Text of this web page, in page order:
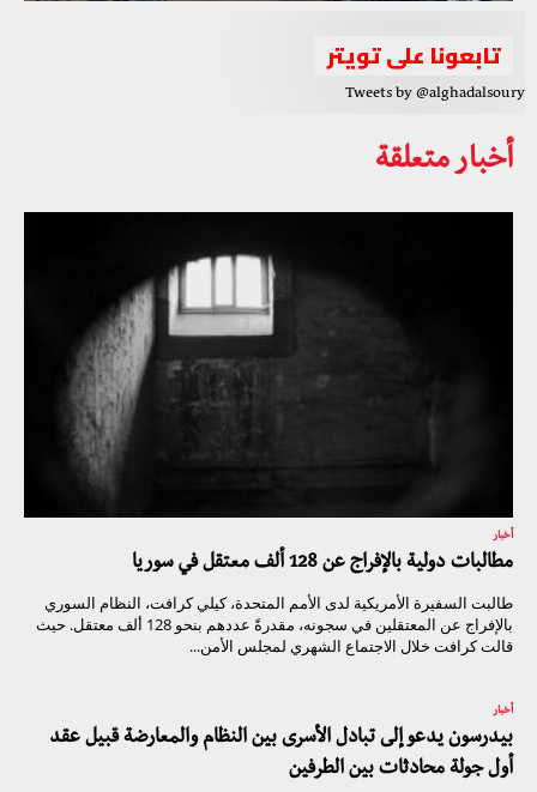
تابعونا على تويتر
Tweets by @alghadalsoury
أخبار متعلقة
أخبار
مطالبات دولية بالإفراج عن 128 ألف معتقل في سوريا
طالبت السفيرة الأمريكية لدى الأمم المتحدة، كيلي كرافت، النظام السوري
بالإفراج عن المعتقلين في سجونه، مقدرةً عددهم بنحو 128 ألف معتقل. حيث
قالت كرافت خلال الاجتماع الشهري لمجلس الأمن...
أخبار
بيدرسون يدعو إلى تبادل الأسرى بين النظام والمعارضة قبيل عقد
أول جولة محادثات بين الطرفين